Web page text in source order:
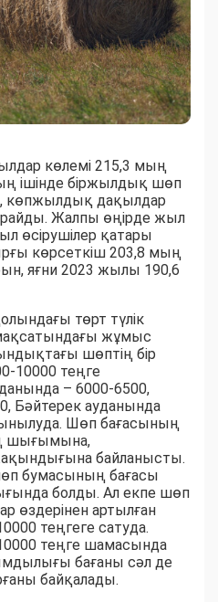
көлемі 215,3 мың
ішінде біржылдық шөп
көпжылдық дақылдар
Жалпы өңірде жыл
өсірушілер қатары
көрсеткіш 203,8 мың
яғни 2023 жылы 190,6
төрт түлік
жұмыс
шөптің бір
10000 теңге
– 6000-6500,
Бәйтерек ауданында
Шөп бағасының
шығымына,
байланысты.
бумасының бағасы
болды. Ал екпе шөп
өздерінен артылған
теңгеге сатуда.
теңге шамасында
бағаны сәл де
байқалады.